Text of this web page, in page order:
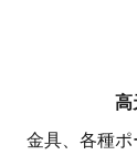
高
金具、各種